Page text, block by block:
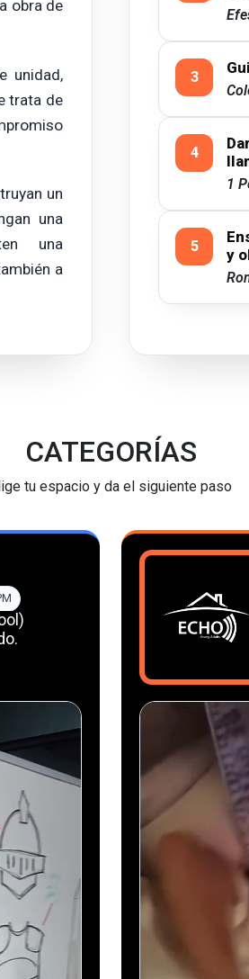
obra de
unidad,
trata de
un
una
una
a
1
y
CATEGORÍAS
tu espacio y da el siguiente paso